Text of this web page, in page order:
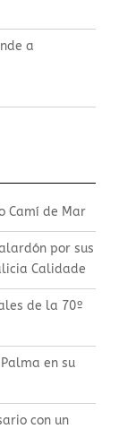
a
Camí de Mar
por sus
Calidade
de la 70º
en su
con un